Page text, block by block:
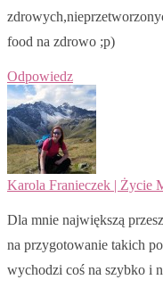
food na zdrowo ;p)
Odpowiedz
Karola Franieczek | Życie
Dla mnie największą
na przygotowanie takich
wychodzi coś na szybko i